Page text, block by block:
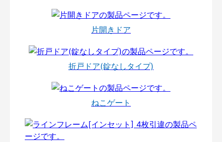
片開きドア
折戸ドア(錠なしタイプ)
ねこゲート